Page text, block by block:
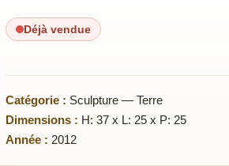
Déjà vendue
Catégorie : Sculpture — Terre
Dimensions : H: 37 x L: 25 x P: 25
Année : 2012